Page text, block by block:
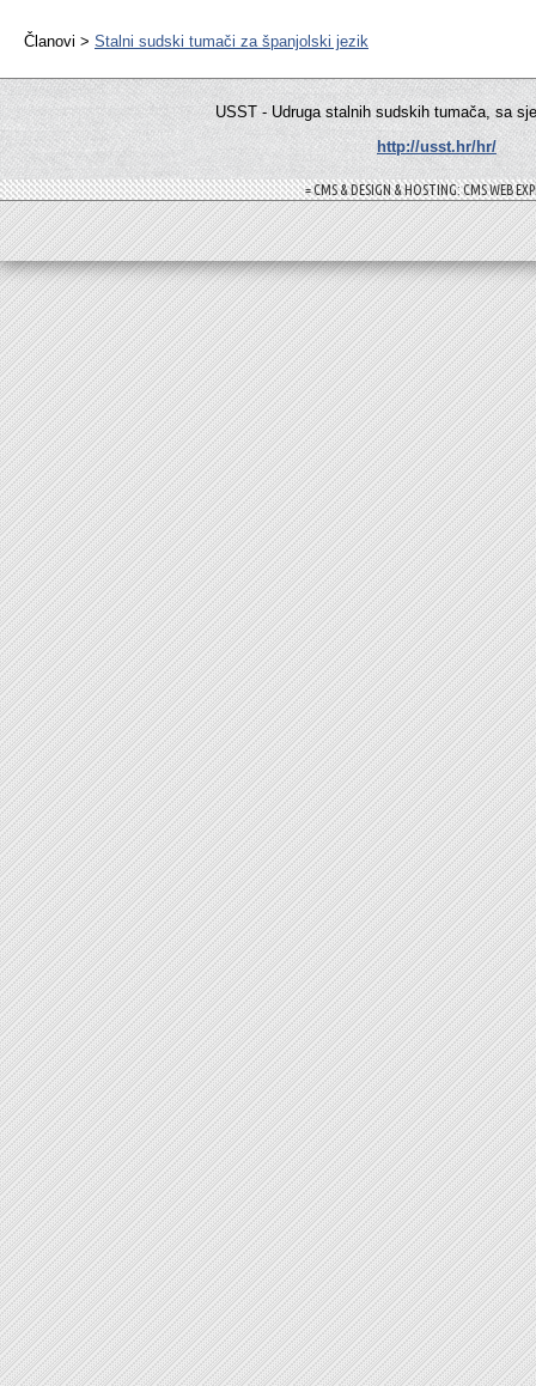
Članovi > Stalni sudski tumači za španjolski jezik
USST - Udruga stalnih sudskih tumača, sa
http://usst.hr/hr/
= CMS & DESIGN & HOSTING: CMS WEB